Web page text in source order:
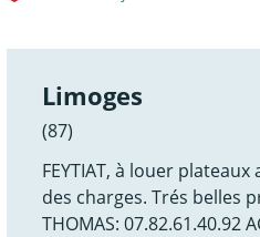
Limoges
(87)
FEYTIAT, à louer
des charges. Trés belles
THOMAS: 07.82.61.40.92